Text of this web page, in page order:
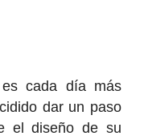
cada día más
dar un paso
el diseño de su